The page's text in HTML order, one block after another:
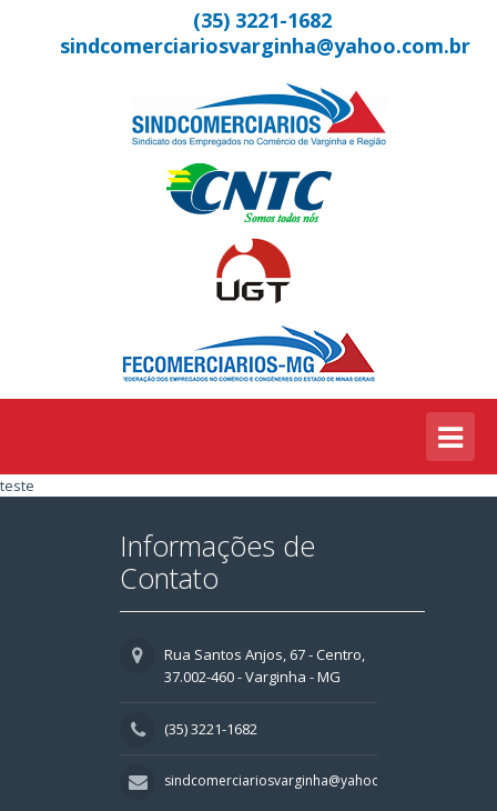
(35) 3221-1682
sindcomerciariosvarginha@yahoo.com.br
teste
Informações de
Contato
Rua Santos Anjos, 67 - Centro,
37.002-460 - Varginha - MG
(35) 3221-1682
sindcomerciariosvarginha@yahoo.com.br